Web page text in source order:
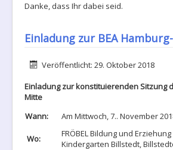
Danke, dass Ihr dabei seid.
Einladung zur BEA
DetailsVeröffentlicht: 29. Oktober 2018
Einladung zur konstituierenden Sitzung
Mitte
Wann:
Am Mittwoch, 7.. November
Wo:
FRÖBEL Bildung und
Kindergarten Billstedt,